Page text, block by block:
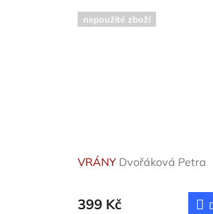
nepoužité zboží
VRÁNY Dvořáková Petra
399 Kč